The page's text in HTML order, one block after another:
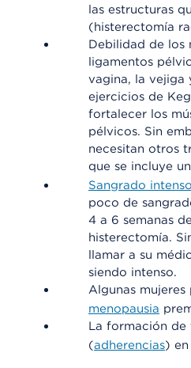
las estructuras
(histerectomía
Debilidad de los
ligamentos
vagina, la vejiga
ejercicios de
fortalecer los
pélvicos. Sin
necesitan otros
que se incluye
Sangrado intenso
poco de
4 a 6 semanas
histerectomía.
llamar a su
siendo intenso.
Algunas
menopausia
La formación
(adherencias)